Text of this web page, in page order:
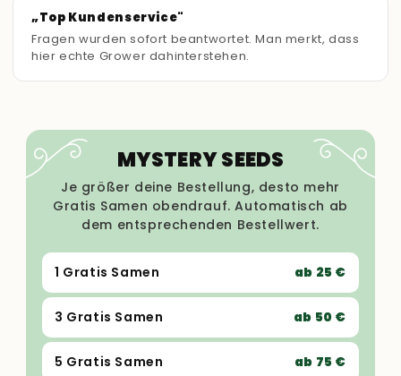
„Top Kundenservice"
Fragen wurden sofort beantwortet. Man merkt, dass
hier echte Grower dahinterstehen.
MYSTERY SEEDS
Je größer deine Bestellung, desto mehr
Gratis Samen obendrauf. Automatisch ab
dem entsprechenden Bestellwert.
1 Gratis Samen ab 25 €
3 Gratis Samen ab 50 €
5 Gratis Samen ab 75 €